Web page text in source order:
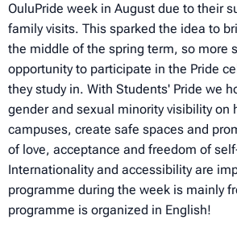
OuluPride week in August due to their
family visits. This sparked the idea to
the middle of the spring term, so more
opportunity to participate in the Pride
they study in. With Students' Pride we
gender and sexual minority visibility on
campuses, create safe spaces and
of love, acceptance and freedom of
Internationality and accessibility are
programme during the week is mainly
programme is organized in English!